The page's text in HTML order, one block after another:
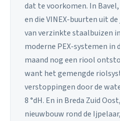
dat te voorkomen. In
en die VINEX-buurten uit
van verzinkte staalbuizen
moderne PEX-systemen in
maand nog een riool
want het gemengde
verstoppingen door de
8 °dH. En in Breda Zuid
nieuwbouw rond de